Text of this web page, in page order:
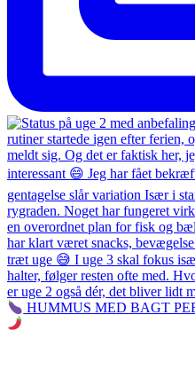
HUMMUS MED BAGT